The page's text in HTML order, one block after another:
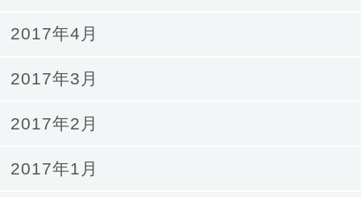
2017年4月
2017年3月
2017年2月
2017年1月